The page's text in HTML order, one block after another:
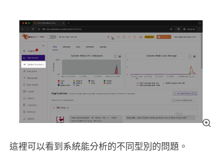
這裡可以看到系統能分析的不同型別的問題。